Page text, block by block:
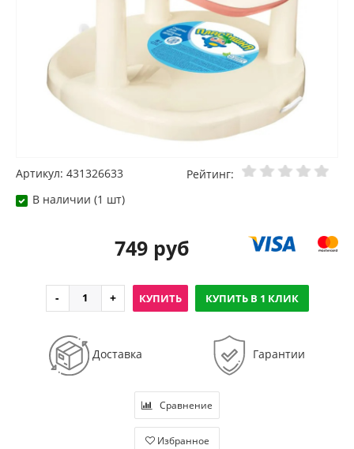
Артикул: 431326633
Рейтинг:
В наличии (1 шт)
749 руб
КУПИТЬ КУПИТЬ В 1 КЛИК
Доставка Гарантии
Сравнение
Избранное